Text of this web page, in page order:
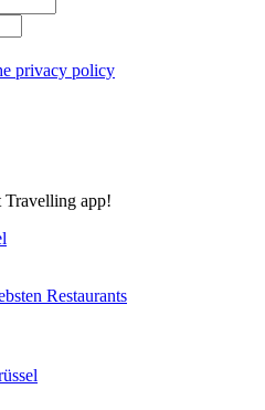
privacy policy
Travelling app!
Restaurants